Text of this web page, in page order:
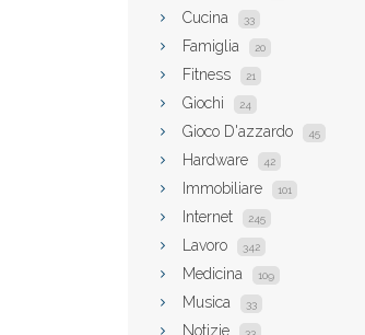
Cucina 33
Famiglia 20
Fitness 21
Giochi 24
Gioco D'azzardo 45
Hardware 42
Immobiliare 101
Internet 245
Lavoro 342
Medicina 109
Musica 33
Notizie 33